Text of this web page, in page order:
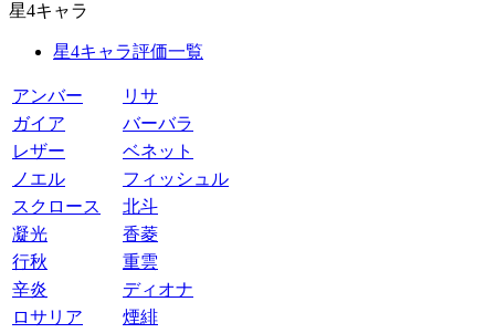
星4キャラ
星4キャラ評価一覧
アンバー
リサ
ガイア
バーバラ
レザー
ベネット
ノエル
フィッシュル
スクロース
北斗
凝光
香菱
行秋
重雲
辛炎
ディオナ
ロサリア
煙緋